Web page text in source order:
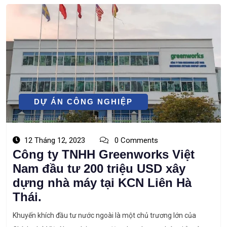
DỰ ÁN CÔNG NGHIỆP
12 Tháng 12, 2023 0 Comments
Công ty TNHH Greenworks Việt
Nam đầu tư 200 triệu USD xây
dựng nhà máy tại KCN Liên Hà
Thái.
Khuyến khích đầu tư nước ngoài là một chủ trương lớn của